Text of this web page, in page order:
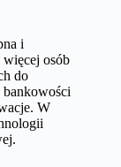
i
osób
do
bankowości
W